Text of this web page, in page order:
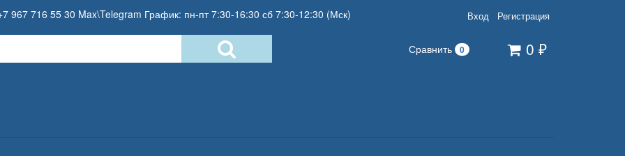
Вход Регистрация
967 716 55 30 Max\Telegram График: пн-пт 7:30-16:30 сб 7:30-12:30 (Мск)
0 ₽
Сравнить 0